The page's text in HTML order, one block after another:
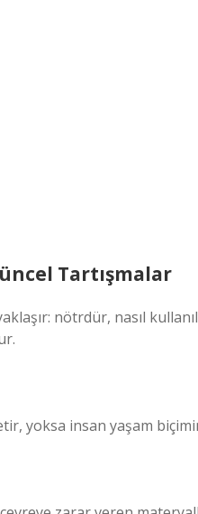
Tartışmalar
nötrdür, nasıl
yoksa insan yaşam